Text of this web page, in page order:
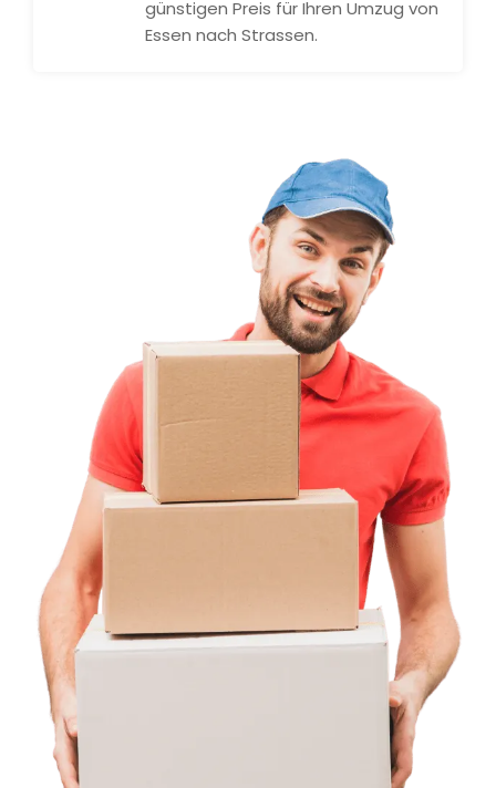
günstigen Preis für Ihren Umzug von
Essen nach Strassen.